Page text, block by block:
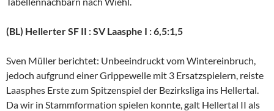
(BL) Hellerter SF II : SV Laasphe I : 6,5:1,5
Sven Müller berichtet: Unbeeindruckt vom Wintereinbruch,
jedoch aufgrund einer Grippewelle mit 3 Ersatzspielern, reiste
Laasphes Erste zum Spitzenspiel der Bezirksliga ins Hellertal.
Da wir in Stammformation spielen konnte, galt Hellertal II als